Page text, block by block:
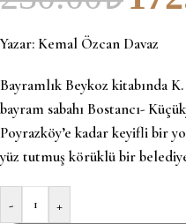
Yazar: Kemal Özcan Davaz
Bayramlık Beykoz kitabında
bayram sabahı Bostancı-
Poyrazköy’e kadar keyifli bir
yüz tutmuş körüklü bir
- +